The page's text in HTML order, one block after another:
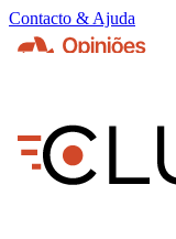
Contacto & Ajuda